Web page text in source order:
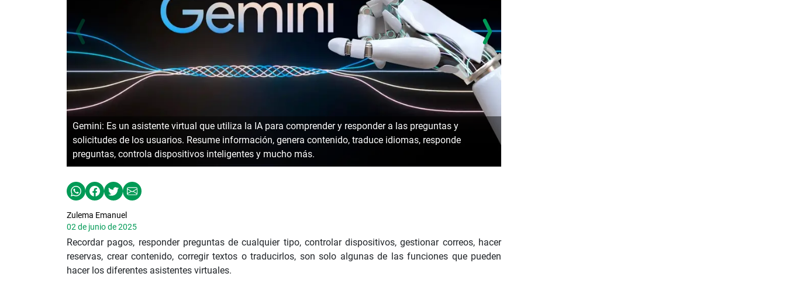
Gemini: Es un asistente virtual que utiliza la IA para comprender y responder a las preguntas y
solicitudes de los usuarios. Resume información, genera contenido, traduce idiomas, responde
preguntas, controla dispositivos inteligentes y mucho más.
Zulema Emanuel
02 de junio de 2025
Recordar pagos, responder preguntas de cualquier tipo, controlar dispositivos, gestionar correos, hacer
reservas, crear contenido, corregir textos o traducirlos, son solo algunas de las funciones que pueden
hacer los diferentes asistentes virtuales.